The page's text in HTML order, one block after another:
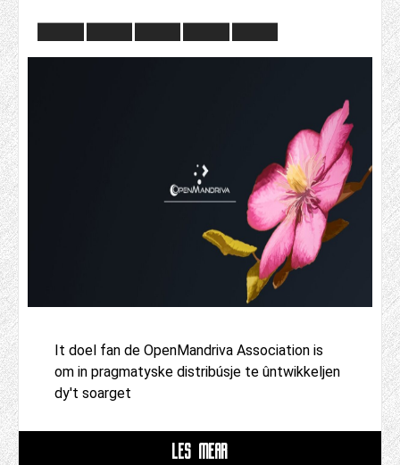
It doel fan de OpenMandriva Association is
om in pragmatyske distribúsje te ûntwikkeljen
dy't soarget
LÊS MEAR